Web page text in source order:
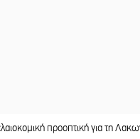
προοπτική για τη Λακωνία ||